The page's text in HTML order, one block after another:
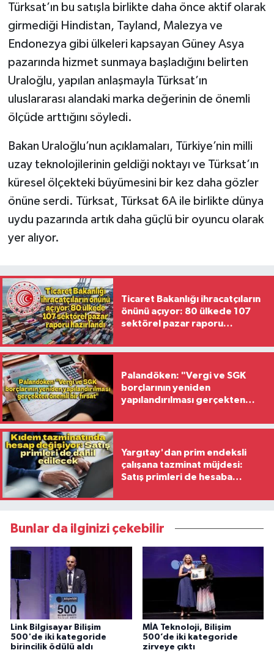
Türksat’ın bu satışla birlikte daha önce aktif olarak
girmediği Hindistan, Tayland, Malezya ve
Endonezya gibi ülkeleri kapsayan Güney Asya
pazarında hizmet sunmaya başladığını belirten
Uraloğlu, yapılan anlaşmayla Türksat’ın
uluslararası alandaki marka değerinin de önemli
ölçüde arttığını söyledi.
Bakan Uraloğlu’nun açıklamaları, Türkiye’nin milli
uzay teknolojilerinin geldiği noktayı ve Türksat’ın
küresel ölçekteki büyümesini bir kez daha gözler
önüne serdi. Türksat, Türksat 6A ile birlikte dünya
uydu pazarında artık daha güçlü bir oyuncu olarak
yer alıyor.
Ticaret Bakanlığı ihracatçıların
önünü açıyor: 80 ülkede 107
sektörel pazar raporu
Palandöken: "Vergi ve SGK
borçlarının yeniden
yapılandırılması gerçekten
Yargıtay'dan prim endeksli
çalışana tazminat müjdesi:
Satış primleri de hesaba
Bunlar da ilginizi çekebilir
Link Bilgisayar Bilişim
500'de iki kategoride
birincilik ödülü aldı
MİA Teknoloji, Bilişim
500’de iki kategoride
zirveye çıktı